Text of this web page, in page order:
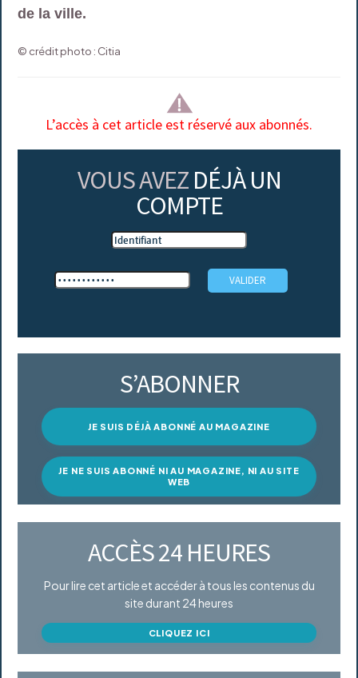
de la ville.
© crédit photo : Citia
L’accès à cet article est réservé aux abonnés.
VOUS AVEZ DÉJÀ UN
COMPTE
S’ABONNER
JE SUIS DÉJÀ ABONNÉ AU MAGAZINE
JE NE SUIS ABONNÉ NI AU MAGAZINE, NI AU SITE
WEB
ACCÈS 24 HEURES
Pour lire cet article et accéder à tous les contenus du
site durant 24 heures
CLIQUEZ ICI